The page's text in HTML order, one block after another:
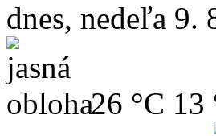
dnes, nedeľa 9.
26 °C 13